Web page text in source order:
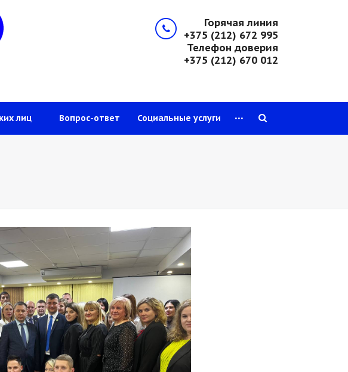
Горячая линия
+375 (212) 672 995
Телефон доверия
+375 (212) 670 012
лиц Вопрос-ответ Социальные услуги ...